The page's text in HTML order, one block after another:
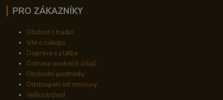
PRO ZÁKAZNÍKY
Obchod s tradicí
Vše o nákupu
Doprava a platba
Ochrana osobních údajů
Obchodní podmínky
Odstoupení od smlouvy
Velkoobchod